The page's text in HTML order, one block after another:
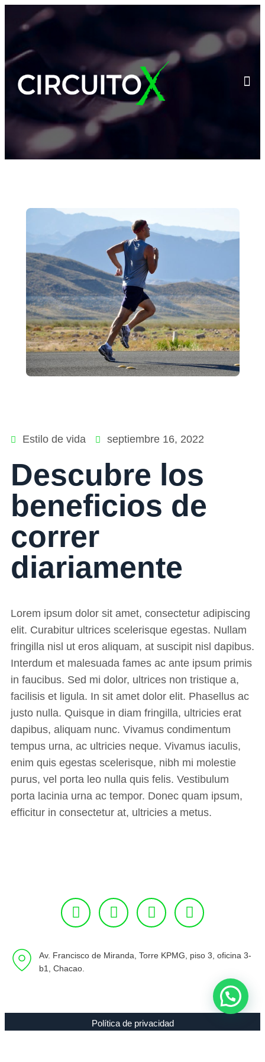
Estilo de vida septiembre 16, 2022
Descubre los
beneficios de
correr
diariamente
Lorem ipsum dolor sit amet, consectetur adipiscing
elit. Curabitur ultrices scelerisque egestas. Nullam
fringilla nisl ut eros aliquam, at suscipit nisl dapibus.
Interdum et malesuada fames ac ante ipsum primis
in faucibus. Sed mi dolor, ultrices non tristique a,
facilisis et ligula. In sit amet dolor elit. Phasellus ac
justo nulla. Quisque in diam fringilla, ultricies erat
dapibus, aliquam nunc. Vivamus condimentum
tempus urna, ac ultricies neque. Vivamus iaculis,
enim quis egestas scelerisque, nibh mi molestie
purus, vel porta leo nulla quis felis. Vestibulum
porta lacinia urna ac tempor. Donec quam ipsum,
efficitur in consectetur at, ultricies a metus.
Av. Francisco de Miranda, Torre KPMG, piso 3, oficina 3-
b1, Chacao.
Política de privacidad